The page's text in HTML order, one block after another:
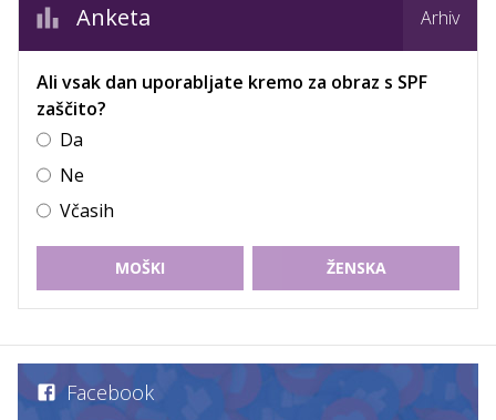
Anketa Arhiv
Ali vsak dan uporabljate kremo za obraz s SPF
zaščito?
Da
Ne
Včasih
MOŠKI ŽENSKA
Facebook